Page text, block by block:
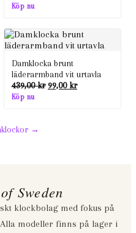
439,00 kr.99,00 kr.
Köp nu
Damklocka brunt
läderarmband vit urtavla
439,00kr Det
99,00 krDet
Köp nu
→
Sweden
klockbolag med fokus på
modeller finns på lager i